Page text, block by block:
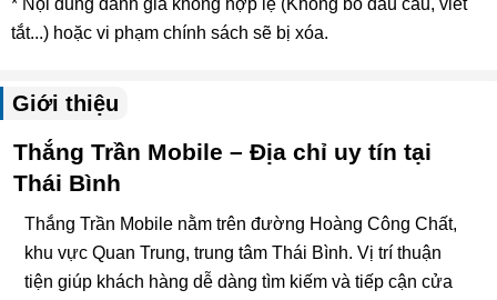
* Nội dung đánh giá không hợp lệ (Không bỏ dấu câu, viết
tắt...) hoặc vi phạm chính sách sẽ bị xóa.
Giới thiệu
Thắng Trần Mobile – Địa chỉ uy tín tại
Thái Bình
Thắng Trần Mobile nằm trên đường Hoàng Công Chất,
khu vực Quan Trung, trung tâm Thái Bình. Vị trí thuận
tiện giúp khách hàng dễ dàng tìm kiếm và tiếp cận cửa